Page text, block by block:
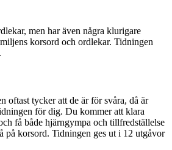
men har även några klurigare
korsord och ordlekar. Tidningen
oftast tycker att de är för svåra, då är
för dig. Du kommer att klara
få både hjärngympa och tillfredställelse
på korsord. Tidningen ges ut i 12 utgåvor